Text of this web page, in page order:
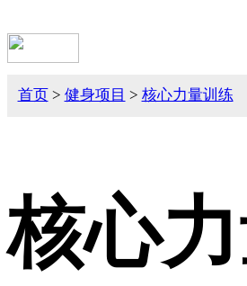
首页 > 健身项目 > 核心力量训练
核心力